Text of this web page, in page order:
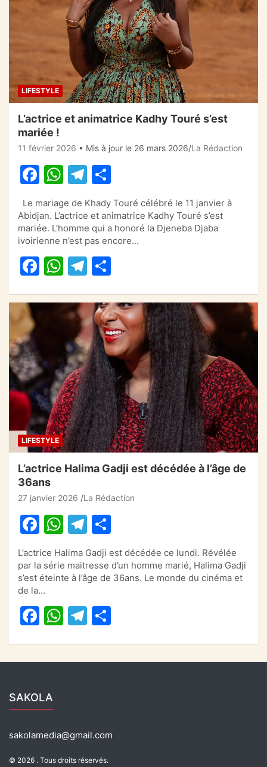
LIFESTYLE
L’actrice et animatrice Kadhy Touré s’est
mariée !
11 février 2026 • Mis à jour le 26 mars 2026 La Rédaction
F
c
e
b
o
o
k
W
at
s
A
p
p
T
el
e
gr
a
m
ar
ta
g
er
Le mariage de Khady Touré célébré le 11 janvier à
Abidjan. L’actrice et animatrice Kadhy Touré s’est
mariée. L’homme qui a honoré la Djeneba Djaba
ivoirienne n’est pas encore…
F
c
o
o
k
W
at
s
A
p
p
T
e
gr
a
m
ta
g
er
LIFESTYLE
L’actrice Halima Gadji est décédée à l’âge de
36ans
27 janvier 2026 La Rédaction
F
c
e
b
o
o
k
W
at
s
A
p
p
T
e
gr
a
m
ta
g
L’actrice Halima Gadji est décédée ce lundi. Révélée
par la série maitresse d’un homme marié, Halima Gadji
s’est éteinte à l’âge de 36ans. Le monde du cinéma et
de la…
F
b
o
o
W
p
T
SAKOLA
sakolamedia@gmail.com
© 2026 . Tous droits réservés.